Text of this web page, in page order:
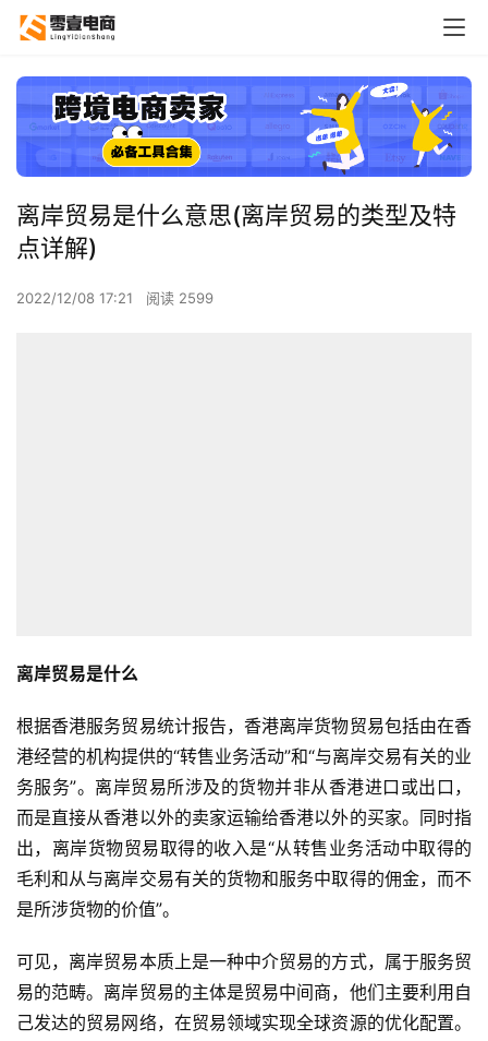
离岸贸易是什么意思(离岸贸易的类型及特
点详解)
2022/12/08 17:21 阅读 2599
离岸贸易是什么
根据香港服务贸易统计报告，香港离岸货物贸易包括由在香
港经营的机构提供的“转售业务活动”和“与离岸交易有关的业
务服务”。离岸贸易所涉及的货物并非从香港进口或出口，
而是直接从香港以外的卖家运输给香港以外的买家。同时指
出，离岸货物贸易取得的收入是“从转售业务活动中取得的
毛利和从与离岸交易有关的货物和服务中取得的佣金，而不
是所涉货物的价值”。
可见，离岸贸易本质上是一种中介贸易的方式，属于服务贸
易的范畴。离岸贸易的主体是贸易中间商，他们主要利用自
己发达的贸易网络，在贸易领域实现全球资源的优化配置。